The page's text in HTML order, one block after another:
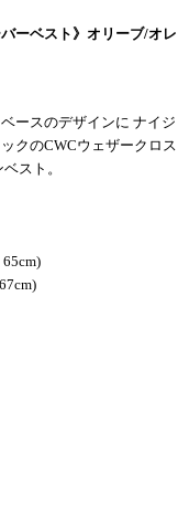
ーベスト》オリーブ/オレ
ースのデザインに ナイジ
クのCWCウェザークロス
スト。